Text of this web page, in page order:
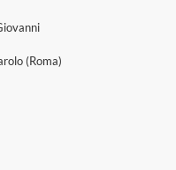
(Roma)